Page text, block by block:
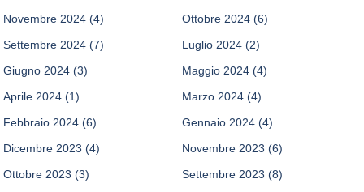
Novembre 2024 (4) Ottobre 2024 (6)
Settembre 2024 (7) Luglio 2024 (2)
Giugno 2024 (3) Maggio 2024 (4)
Aprile 2024 (1) Marzo 2024 (4)
Febbraio 2024 (6) Gennaio 2024 (4)
Dicembre 2023 (4) Novembre 2023 (6)
Ottobre 2023 (3) Settembre 2023 (8)